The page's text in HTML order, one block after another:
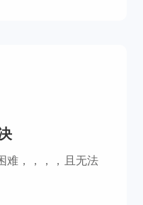
难，，，，且无法